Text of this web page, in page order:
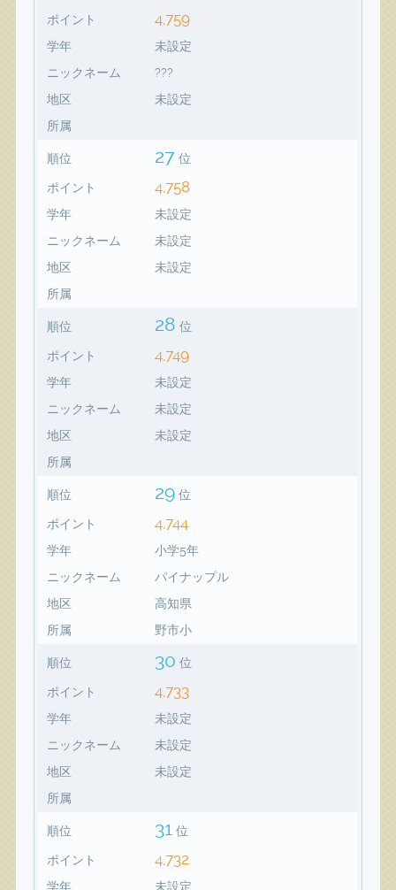
ポイント 4,759
学年
未設定
ニックネーム
???
地区
未設定
所属
順位 27 位
ポイント 4,758
学年
未設定
ニックネーム
未設定
地区
未設定
所属
順位 28 位
ポイント 4,749
学年
未設定
ニックネーム
未設定
地区
未設定
所属
順位 29 位
ポイント 4,744
学年
小学5年
ニックネーム
パイナップル
地区
高知県
所属
野市小
順位 30 位
ポイント 4,733
学年
未設定
ニックネーム
未設定
地区
未設定
所属
順位 31 位
ポイント 4,732
学年 未設定